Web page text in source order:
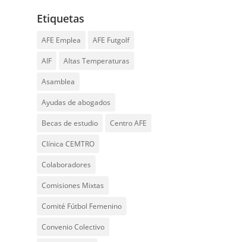
Etiquetas
AFE Emplea AFE Futgolf
AIF Altas Temperaturas
Asamblea
Ayudas de abogados
Becas de estudio Centro AFE
Clínica CEMTRO
Colaboradores
Comisiones Mixtas
Comité Fútbol Femenino
Convenio Colectivo